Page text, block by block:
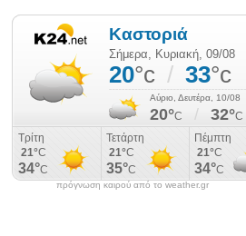
πρόγνωση καιρού από το weather.gr